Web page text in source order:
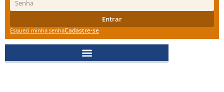
Entrar
Esqueci minha senhaCadastre-se